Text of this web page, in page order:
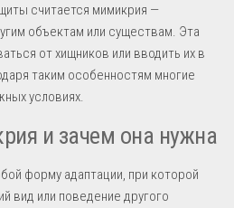
считается мимикрия —
объектам или существам. Эта
от хищников или вводить их в
таким особенностям многие
условиях.
и зачем она нужна
форму адаптации, при которой
вид или поведение другого